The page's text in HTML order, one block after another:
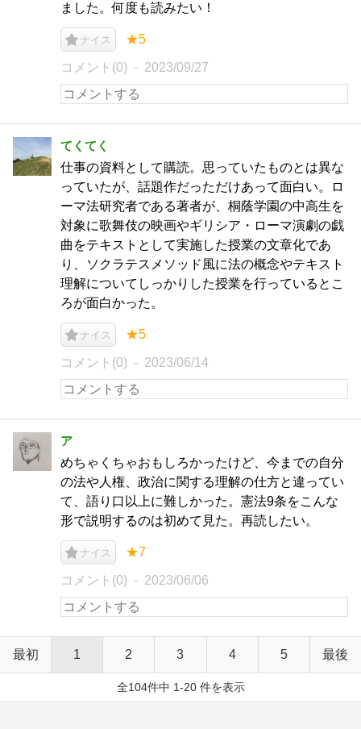
ました。何度も読みたい！
ナイス ★5
コメント(0) 2023/09/27
てくてく
仕事の資料として購読。思っていたものとは異な
っていたが、話題作だっただけあって面白い。ロ
ーマ法研究者である著者が、桐蔭学園の中高生を
対象に歌舞伎の映画やギリシア・ローマ演劇の戯
曲をテキストとして実施した授業の文章化であ
り、ソクラテスメソッド風に法の概念やテキスト
理解についてしっかりした授業を行っているとこ
ろが面白かった。
ナイス ★5
コメント(0) 2023/06/14
ア
めちゃくちゃおもしろかったけど、今までの自分
の法や人権、政治に関する理解の仕方と違ってい
て、語り口以上に難しかった。憲法9条をこんな
形で説明するのは初めて見た。再読したい。
ナイス ★7
コメント(0) 2023/06/06
最初 1 2 3 4 5 最後
全104件中 1-20 件を表示